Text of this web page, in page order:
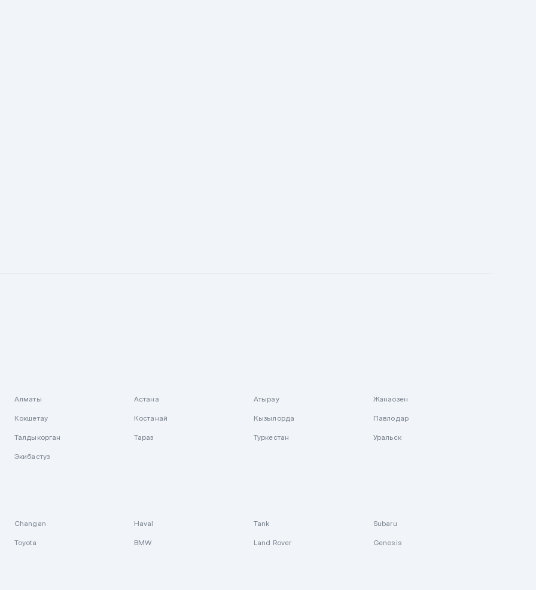
Алматы Астана Атырау Жанаозен
Кокшетау Костанай Кызылорда Павлодар
Талдыкорган Тараз Туркестан Уральск
Экибастуз
Changan Haval Tank Subaru
Toyota BMW Land Rover Genesis